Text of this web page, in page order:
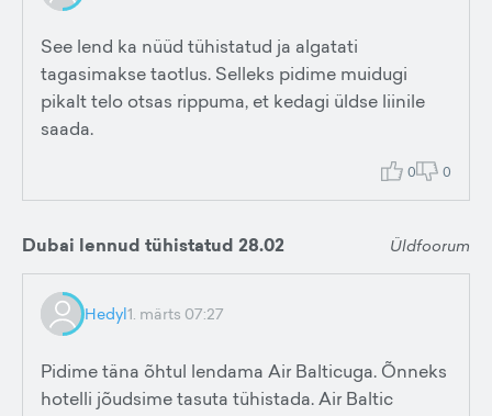
See lend ka nüüd tühistatud ja algatati
tagasimakse taotlus. Selleks pidime muidugi
pikalt telo otsas rippuma, et kedagi üldse liinile
saada.
0 0
Dubai lennud tühistatud 28.02 Üldfoorum
Hedyl1. märts 07:27
Pidime täna õhtul lendama Air Balticuga. Õnneks
hotelli jõudsime tasuta tühistada. Air Baltic